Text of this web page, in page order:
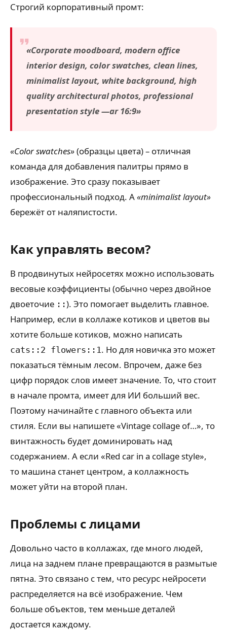
Строгий корпоративный промт:
«Corporate moodboard, modern office
interior design, color swatches, clean lines,
minimalist layout, white background, high
quality architectural photos, professional
presentation style —ar 16:9»
«Color swatches»(образцы цвета) – отличная
команда для добавления палитры прямо в
изображение. Это сразу показывает
профессиональный подход. А«minimalist layout»
бережёт от наляпистости.
Как управлять весом?
В продвинутых нейросетях можно использовать
весовые коэффициенты (обычно через двойное
двоеточие ::). Это помогает выделить главное.
Например, если в коллаже котиков и цветов вы
хотите больше котиков, можно написать
cats::2 flowers::1. Но для новичка это может
показаться тёмным лесом. Впрочем, даже без
цифр порядок слов имеет значение. То, что стоит
в начале промта, имеет для ИИ больший вес.
Поэтому начинайте с главного объекта или
стиля. Если вы напишете «Vintage collage of…», то
винтажность будет доминировать над
содержанием. А если «Red car in a collage style»,
то машина станет центром, а коллажность
может уйти на второй план.
Проблемы с лицами
Довольно часто в коллажах, где много людей,
лица на заднем плане превращаются в размытые
пятна. Это связано с тем, что ресурс нейросети
распределяется на всё изображение. Чем
больше объектов, тем меньше деталей
достается каждому.